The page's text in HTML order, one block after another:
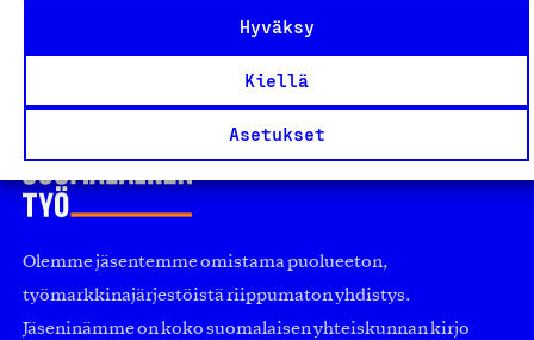
Hyväksy
Kiellä
Asetukset
Olemme jäsentemme omistama puolueeton,
työmarkkinajärjestöistä riippumaton yhdistys.
Jäseninämme on koko suomalaisen yhteiskunnan kirjo